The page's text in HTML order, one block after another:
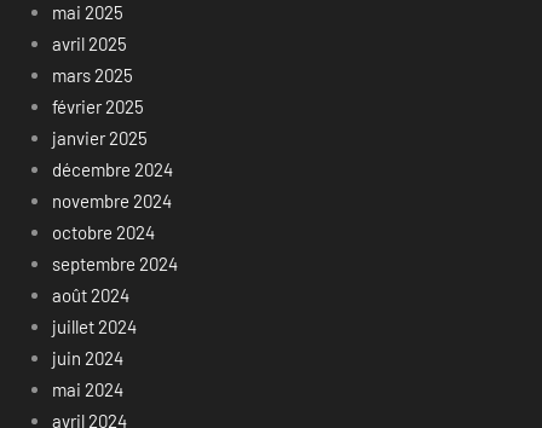
mai 2025
avril 2025
mars 2025
février 2025
janvier 2025
décembre 2024
novembre 2024
octobre 2024
septembre 2024
août 2024
juillet 2024
juin 2024
mai 2024
avril 2024